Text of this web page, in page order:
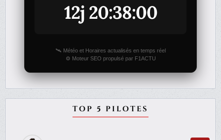
12j 20:38:00
🛰️ Météo et Horaires actualisés en temps réel
⚙️ Moteur SEO propulsé par F1ACTU
TOP 5 PILOTES